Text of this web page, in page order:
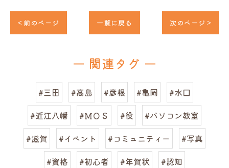
< 前のページ 一覧に戻る 次のページ >
関連タグ
#三田 #高島 #彦根 #亀岡
#水口
#近江八幡
#ＭＯＳ #役
#パソコン教室
#滋賀
#イベント #コミュニティー
#写真
#資格
#初心者 #年賀状
#認知